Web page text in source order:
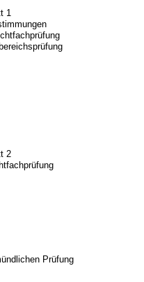
1
2
Prüfung